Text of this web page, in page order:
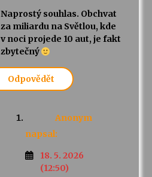
Naprostý souhlas. Obchvat
za miliardu na Světlou, kde
v noci projede 10 aut, je fakt
zbytečný
Odpovědět
Anonym
napsal:
18. 5. 2026
(12:50)